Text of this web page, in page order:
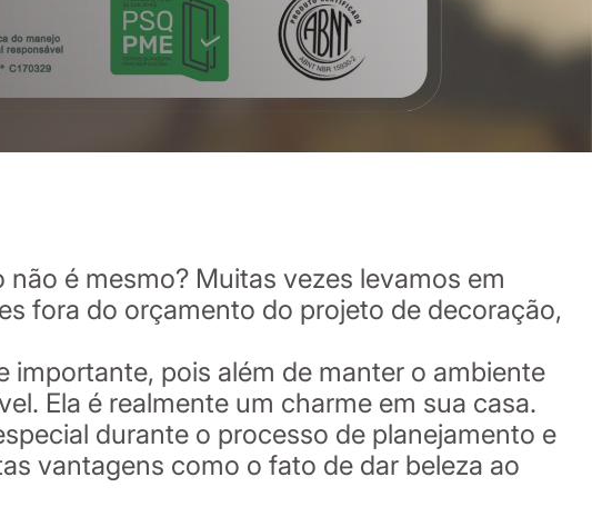
é mesmo? Muitas vezes levamos em
fora do orçamento do projeto de decoração,
importante, pois além de manter o ambiente
Ela é realmente um charme em sua casa.
durante o processo de planejamento e
vantagens como o fato de dar beleza ao